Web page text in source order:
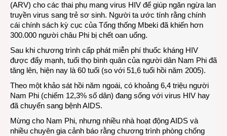
(ARV) cho các thai phụ mang virus HIV để giúp ngăn ngừa lan
truyền virus sang trẻ sơ sinh. Người ta ước tính rằng chính
cái chính sách kỳ cục của Tổng thống Mbeki đã khiến hơn
300.000 người châu Phi bị chết oan uổng.
Sau khi chương trình cấp phát miễn phí thuốc kháng HIV
được đẩy mạnh, tuổi thọ bình quân của người dân Nam Phi đã
tăng lên, hiện nay là 60 tuổi (so với 51,6 tuổi hồi năm 2005).
Theo một khảo sát hồi năm ngoái, có khoảng 6,4 triệu người
Nam Phi (chiếm 12,3% số dân) đang sống với virus HIV hay
đã chuyển sang bệnh AIDS.
Mừng cho Nam Phi, nhưng nhiều nhà hoạt động AIDS và
nhiều chuyên gia cảnh báo rằng chương trình phòng chống